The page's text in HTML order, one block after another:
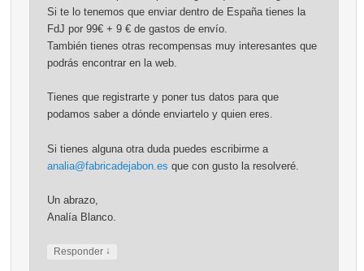
Si te lo tenemos que enviar dentro de España tienes la
FdJ por 99€ + 9 € de gastos de envío.
También tienes otras recompensas muy interesantes que
podrás encontrar en la web.
Tienes que registrarte y poner tus datos para que
podamos saber a dónde enviartelo y quien eres.
Si tienes alguna otra duda puedes escribirme a
analia@fabricadejabon.es que con gusto la resolveré.
Un abrazo,
Analía Blanco.
Responder ↓